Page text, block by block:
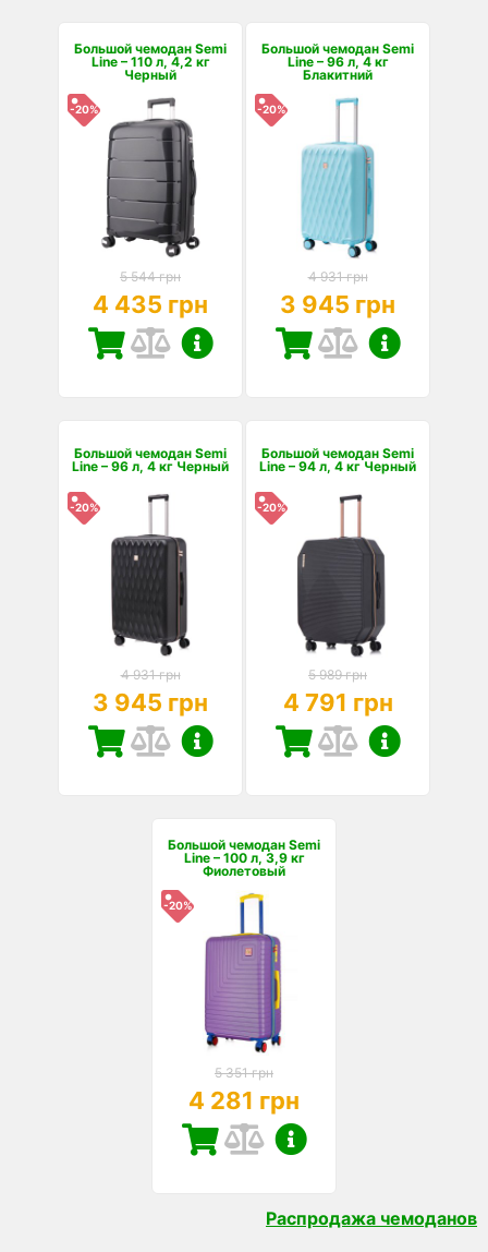
Большой чемодан Semi
Line – 110 л, 4,2 кг
Черный
-20%
5 544 грн
4 435 грн
Большой чемодан Semi
Line – 96 л, 4 кг
Блакитний
-20%
4 931 грн
3 945 грн
Большой чемодан Semi
Line – 96 л, 4 кг Черный
-20%
4 931 грн
3 945 грн
Большой чемодан Semi
Line – 94 л, 4 кг Черный
-20%
5 989 грн
4 791 грн
Большой чемодан Semi
Line – 100 л, 3,9 кг
Фиолетовый
-20%
5 351 грн
4 281 грн
Распродажа чемоданов